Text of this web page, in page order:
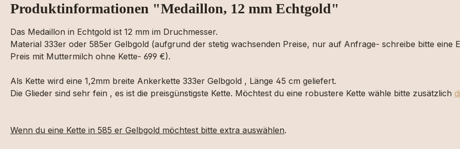
Produktinformationen "Medaillon, 12 mm Echtgold"
Das Medaillon in Echtgold ist 12 mm im Druchmesser.
Material 333er oder 585er Gelbgold (aufgrund der stetig wachsenden Preise, nur auf Anfrage- schreibe bitte eine
Preis mit Muttermilch ohne Kette- 699 €).
Als Kette wird eine 1,2mm breite Ankerkette 333er Gelbgold , Länge 45 cm geliefert.
Die Glieder sind sehr fein , es ist die preisgünstigste Kette. Möchtest du eine robustere Kette wähle bitte zusätzlich
Wenn du eine Kette in 585 er Gelbgold möchtest bitte extra auswählen.